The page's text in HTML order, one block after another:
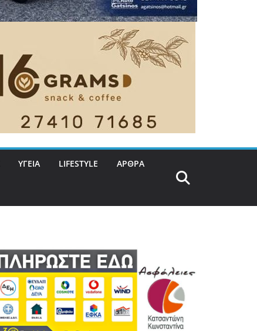
ΥΓΕΙΑ LIFESTYLE ΑΡΘΡΑ